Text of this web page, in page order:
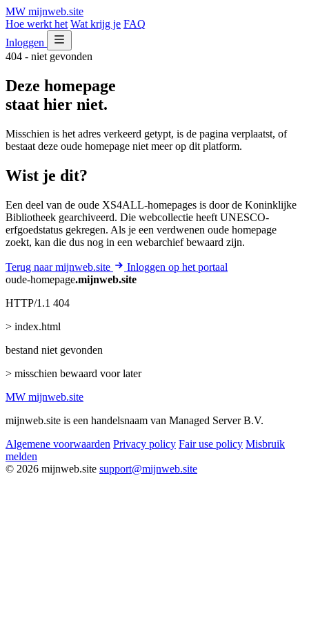
MW mijnweb.site
Hoe werkt het Wat krijg je FAQ
Inloggen
404 - niet gevonden
Deze homepage
staat hier niet.
Misschien is het adres verkeerd getypt, is de pagina verplaatst, of
bestaat deze oude homepage niet meer op dit platform.
Wist je dit?
Een deel van de oude XS4ALL-homepages is door de Koninklijke
Bibliotheek gearchiveerd. Die webcollectie heeft UNESCO-
erfgoedstatus gekregen. Als je een verdwenen oude homepage
zoekt, kan die dus nog in een webarchief bewaard zijn.
Terug naar mijnweb.site
Inloggen op het portaal
oude-homepage.mijnweb.site
HTTP/1.1 404
> index.html
bestand niet gevonden
> misschien bewaard voor later
MW mijnweb.site
mijnweb.site is een handelsnaam van Managed Server B.V.
Algemene voorwaarden Privacy policy Fair use policy Misbruik
melden
© 2026 mijnweb.site support@mijnweb.site